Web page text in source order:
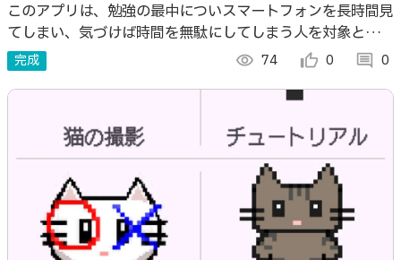
このアプリは、勉強の最中についスマートフォンを長時間見
てしまい、気づけば時間を無駄にしてしまう人を対象とした
学習支援アプリである。
完成 visibility 74 thumb_up_alt 0 comment 0